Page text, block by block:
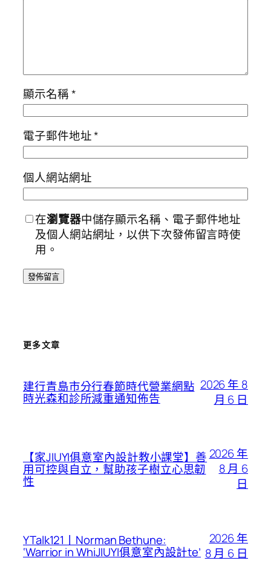
顯示名稱*
電子郵件地址*
個人網站網址
在瀏覽器中儲存顯示名稱、電子郵件地址
及個人網站網址，以供下次發佈留言時使
用。
更多文章
建行青島市分行春節時代營業網點
時光森和診所減重通知佈告
2026 年 8
月 6 日
【家JIUYI俱意室內設計教小課堂】善
用可控與自立，幫助孩子樹立心思韌
性
2026 年
8 月 6
日
YTalk121丨Norman Bethune:
‘Warrior in WhiJIUYI俱意室內設計te’
2026 年
8 月 6 日